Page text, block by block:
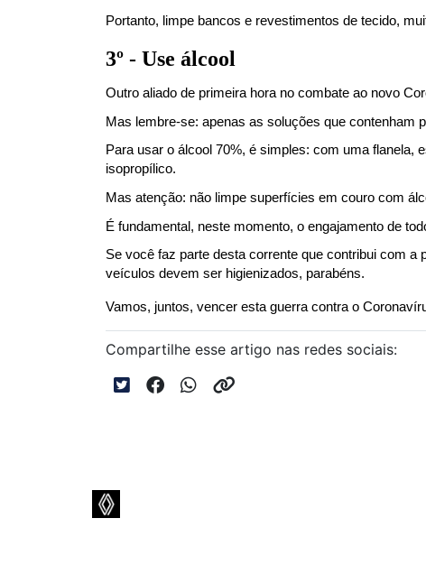
Portanto, limpe bancos e revestimentos de tecido,
3º - Use álcool
Outro aliado de primeira hora no combate ao novo
Mas lembre-se: apenas as soluções que contenham
Para usar o álcool 70%, é simples: com uma flanela,
isopropílico.
Mas atenção: não limpe superfícies em couro com
É fundamental, neste momento, o engajamento de
Se você faz parte desta corrente que contribui com
veículos devem ser higienizados, parabéns.
Vamos, juntos, vencer esta guerra contra o
Compartilhe esse artigo nas redes sociais: